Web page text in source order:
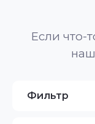
Если что-
Фильтр